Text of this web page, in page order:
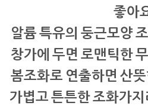
좋아
알륨 특유의 둥근모양
창가에 두면 로맨틱한
봄조화로 연출하면 산
가볍고 튼튼한 조화가